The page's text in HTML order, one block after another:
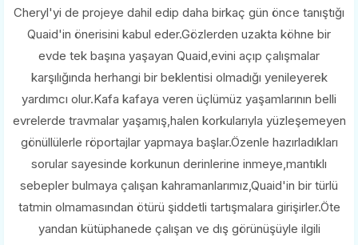
Cheryl'yi de projeye dahil edip daha birkaç gün önce tanıştığı
Quaid'in önerisini kabul eder.Gözlerden uzakta köhne bir
evde tek başına yaşayan Quaid,evini açıp çalışmalar
karşılığında herhangi bir beklentisi olmadığı yenileyerek
yardımcı olur.Kafa kafaya veren üçlümüz yaşamlarının belli
evrelerde travmalar yaşamış,halen korkularıyla yüzleşemeyen
gönüllülerle röportajlar yapmaya başlar.Özenle hazırladıkları
sorular sayesinde korkunun derinlerine inmeye,mantıklı
sebepler bulmaya çalışan kahramanlarımız,Quaid'in bir türlü
tatmin olmamasından ötürü şiddetli tartışmalara girişirler.Öte
yandan kütüphanede çalışan ve dış görünüşüyle ilgili